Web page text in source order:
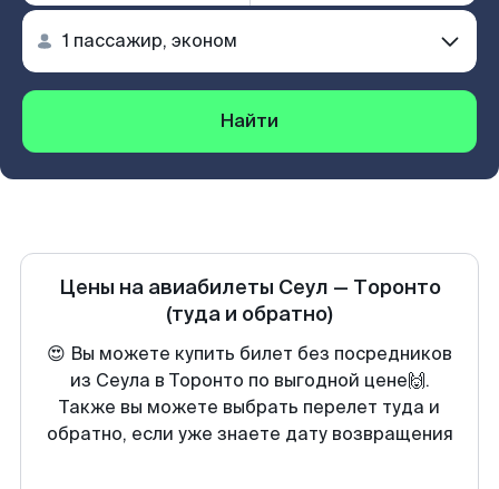
Найти
Цены на авиабилеты Сеул — Торонто
(туда и обратно)
😍 Вы можете купить билет без посредников
из Сеула в Торонто по выгодной цене🙌.
Также вы можете выбрать перелет туда и
обратно, если уже знаете дату возвращения